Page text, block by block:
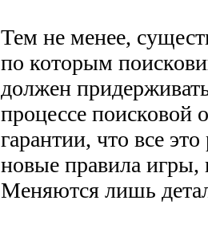
Тем не менее,
по которым
должен
процессе поисковой
гарантии, что все
новые правила игры,
Меняются лишь